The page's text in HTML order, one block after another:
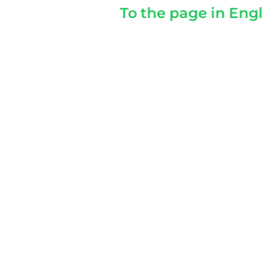
To the page in